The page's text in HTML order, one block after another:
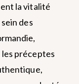
la vitalité
des
préceptes